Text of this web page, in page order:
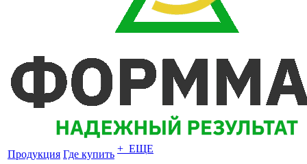
Продукция Где купить + ЕЩЕ